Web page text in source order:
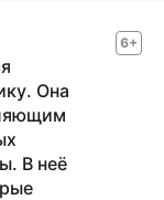
6+
Она
В неё